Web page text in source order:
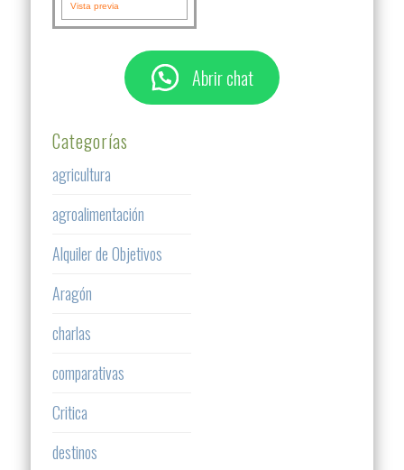
Vista previa
Abrir chat
Categorías
agricultura
agroalimentación
Alquiler de Objetivos
Aragón
charlas
comparativas
Critica
destinos